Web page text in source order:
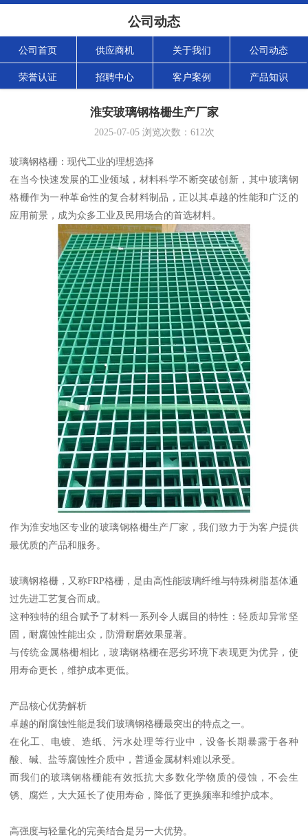
公司动态
公司首页 供应商机 关于我们 公司动态
荣誉认证 招聘中心 客户案例 产品知识
淮安玻璃钢格栅生产厂家
2025-07-05浏览次数： 612次
玻璃钢格栅：现代工业的理想选择
在当今快速发展的工业领域，材料科学不断突破创新，其中玻璃钢
格栅作为一种革命性的复合材料制品，正以其卓越的性能和广泛的
应用前景，成为众多工业及民用场合的首选材料。
作为淮安地区专业的玻璃钢格栅生产厂家，我们致力于为客户提供
最优质的产品和服务。
玻璃钢格栅，又称FRP格栅，是由高性能玻璃纤维与特殊树脂基体通
过先进工艺复合而成。
这种独特的组合赋予了材料一系列令人瞩目的特性：轻质却异常坚
固，耐腐蚀性能出众，防滑耐磨效果显著。
与传统金属格栅相比，玻璃钢格栅在恶劣环境下表现更为优异，使
用寿命更长，维护成本更低。
产品核心优势解析
卓越的耐腐蚀性能是我们玻璃钢格栅最突出的特点之一。
在化工、电镀、造纸、污水处理等行业中，设备长期暴露于各种
酸、碱、盐等腐蚀性介质中，普通金属材料难以承受。
而我们的玻璃钢格栅能有效抵抗大多数化学物质的侵蚀，不会生
锈、腐烂，大大延长了使用寿命，降低了更换频率和维护成本。
高强度与轻量化的完美结合是另一大优势。